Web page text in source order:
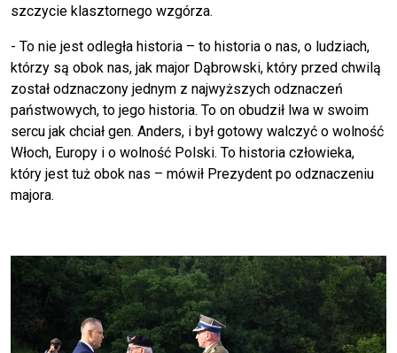
szczycie klasztornego wzgórza.
- To nie jest odległa historia – to historia o nas, o ludziach,
którzy są obok nas, jak major Dąbrowski, który przed chwilą
został odznaczony jednym z najwyższych odznaczeń
państwowych, to jego historia. To on obudził lwa w swoim
sercu jak chciał gen. Anders, i był gotowy walczyć o wolność
Włoch, Europy i o wolność Polski. To historia człowieka,
który jest tuż obok nas – mówił Prezydent po odznaczeniu
majora.